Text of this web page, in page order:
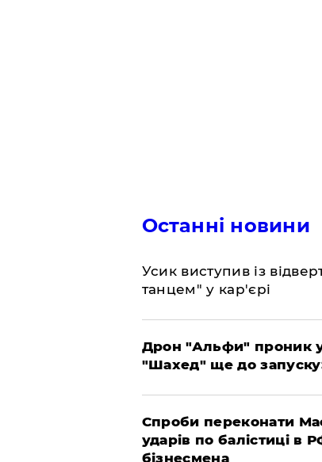
Останні новини
​Усик виступив із
танцем" у кар'єрі
​Дрон "Альфи" проник
"Шахед" ще до
​Спроби переконати
ударів по балістиці в
бізнесмена